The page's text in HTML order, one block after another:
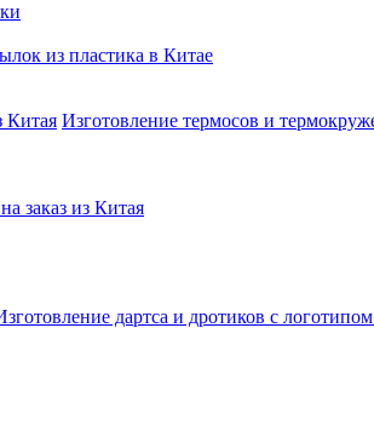
из пластика в Китае
Китая Изготовление термосов и
заказ из Китая
дартса и дротиков с